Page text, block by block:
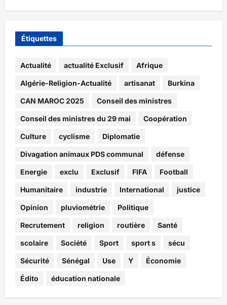
Étiquettes
Actualité actualité Exclusif Afrique
Algérie-Religion-Actualité artisanat Burkina
CAN MAROC 2025 Conseil des ministres
Conseil des ministres du 29 mai Coopération
Culture cyclisme Diplomatie
Divagation animaux PDS communal défense
Energie exclu Exclusif FIFA Football
Humanitaire industrie International justice
Opinion pluviométrie Politique
Recrutement religion routière Santé
scolaire Société Sport sport s sécu
Sécurité Sénégal Use Y Économie
Édito éducation nationale